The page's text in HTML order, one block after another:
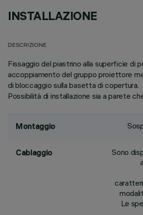
INSTALLAZIONE
DESCRIZIONE
Fissaggio del piastrino alla superficie di
accoppiamento del gruppo proiettore
di bloccaggio sulla basetta di copertura.
Possibilità di installazione sia a parete
Montaggio
Cablaggio
Sono
Le